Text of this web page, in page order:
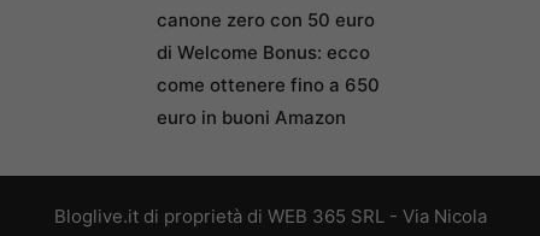
canone zero con 50 euro
di Welcome Bonus: ecco
come ottenere fino a 650
euro in buoni Amazon
Bloglive.it di proprietà di WEB 365 SRL - Via Nicola